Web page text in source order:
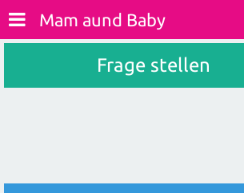
Mam aund Baby
Frage stellen